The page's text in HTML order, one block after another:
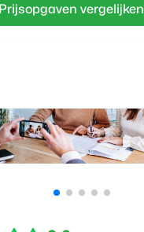
Prijsopgaven vergelijken